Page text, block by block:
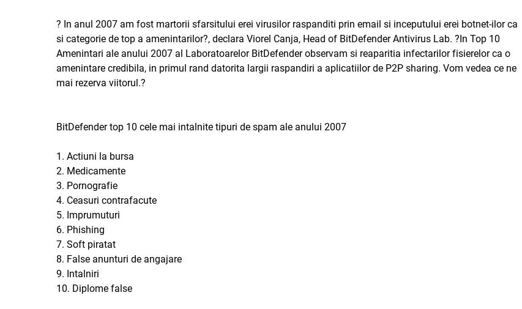
? In anul 2007 am fost martorii sfarsitului erei virusilor raspanditi prin email si inceputului erei botnet-ilor ca
si categorie de top a amenintarilor?, declara Viorel Canja, Head of BitDefender Antivirus Lab. ?In Top 10
Amenintari ale anului 2007 al Laboratoarelor BitDefender observam si reaparitia infectarilor fisierelor ca o
amenintare credibila, in primul rand datorita largii raspandiri a aplicatiilor de P2P sharing. Vom vedea ce ne
mai rezerva viitorul.?
BitDefender top 10 cele mai intalnite tipuri de spam ale anului 2007
1. Actiuni la bursa
2. Medicamente
3. Pornografie
4. Ceasuri contrafacute
5. Imprumuturi
6. Phishing
7. Soft piratat
8. False anunturi de angajare
9. Intalniri
10. Diplome false